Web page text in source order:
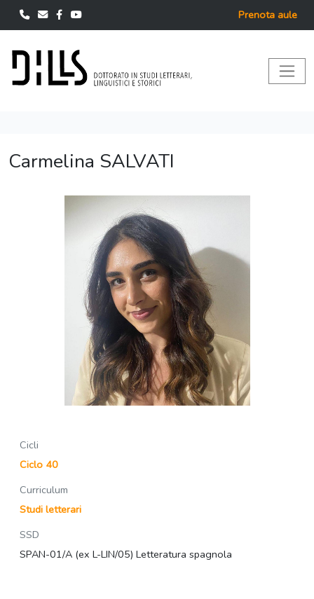
Prenota aule
Carmelina SALVATI
Cicli
Ciclo 40
Curriculum
Studi letterari
SSD
SPAN-01/A (ex L-LIN/05) Letteratura spagnola